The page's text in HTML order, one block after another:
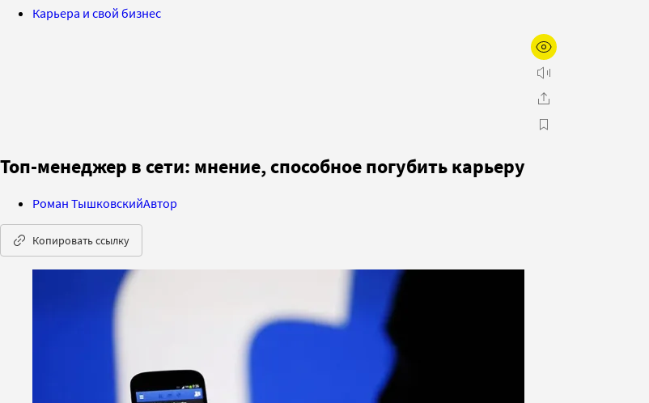
Карьера и свой бизнес
Топ-менеджер в сети: мнение, способное погубить карьеру
Роман ТышковскийАвтор
Копировать ссылку